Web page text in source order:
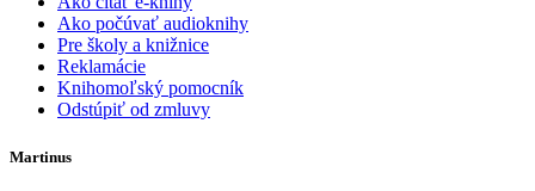
Ako počúvať audioknihy
Pre školy a knižnice
Reklamácie
Knihomoľský pomocník
Odstúpiť od zmluvy
Martinus